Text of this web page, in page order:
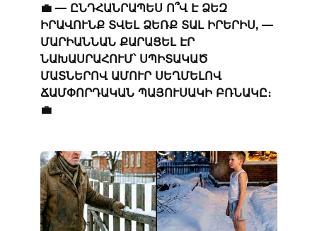
💼 — ԸՆԴՀԱՆՐԱՊԵՍ Ո՞Վ Է ՁԵԶ
ԻՐԱՎՈՒՆՔ ՏՎԵԼ ՁԵՌՔ ՏԱԼ ԻՐԵՐԻՍ, —
ՄԱՐԻԱՆՆԱՆ ՔԱՐԱՑԵԼ ԷՐ
ՆԱԽԱՍՐԱՀՈՒՄ՝ ՍՊԻՏԱԿԱԾ
ՄԱՏՆԵՐՈՎ ԱՄՈՒՐ ՍԵՂՄԵԼՈՎ
ՃԱՄՓՈՐԴԱԿԱՆ ՊԱՅՈՒՍԱԿԻ ԲՌՆԱԿԸ։
💼